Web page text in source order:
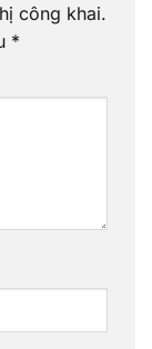
công khai.
*